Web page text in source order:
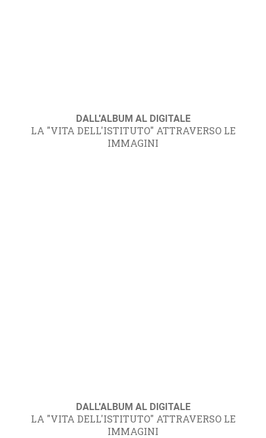
DALL'ALBUM AL DIGITALE
LA "VITA DELL'ISTITUTO" ATTRAVERSO LE
IMMAGINI
DALL'ALBUM AL DIGITALE
LA "VITA DELL'ISTITUTO" ATTRAVERSO LE
IMMAGINI